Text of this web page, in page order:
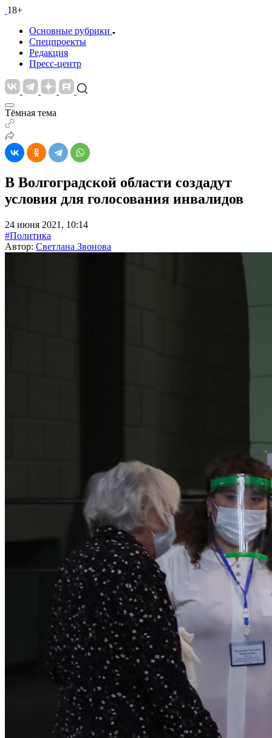
18+
Основные рубрики
Спецпроекты
Редакция
Пресс-центр
Тёмная тема
В Волгоградской области создадут
условия для голосования инвалидов
24 июня 2021, 10:14
#Политика
Автор: Светлана Звонова